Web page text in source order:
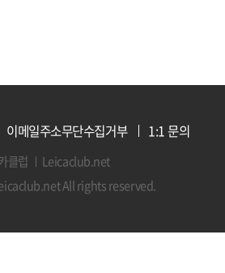
이메일주소무단수집거부 1:1 문의
클럽
Leicaclub.net
All rights reserved.